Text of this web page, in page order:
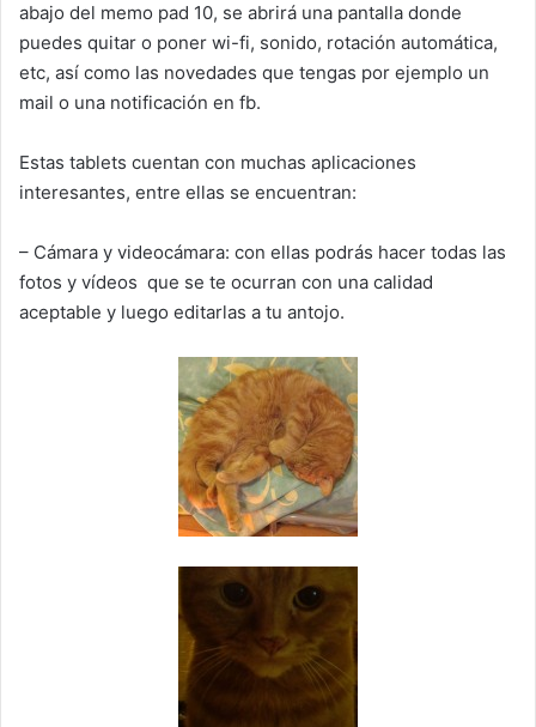
abajo del memo pad 10, se abrirá una pantalla donde
puedes quitar o poner wi-fi, sonido, rotación automática,
etc, así como las novedades que tengas por ejemplo un
mail o una notificación en fb.
Estas tablets cuentan con muchas aplicaciones
interesantes, entre ellas se encuentran:
– Cámara y videocámara: con ellas podrás hacer todas las
fotos y vídeos que se te ocurran con una calidad
aceptable y luego editarlas a tu antojo.